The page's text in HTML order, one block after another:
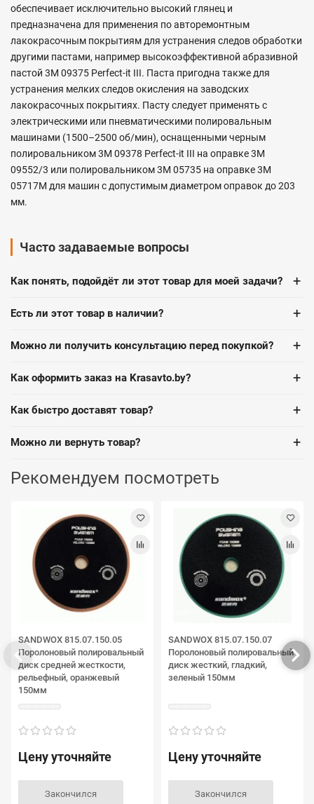
обеспечивает исключительно высокий глянец и
предназначена для применения по авторемонтным
лакокрасочным покрытиям для устранения следов обработки
другими пастами, например высокоэффективной абразивной
пастой 3М 09375 Perfect-it III. Паста пригодна также для
устранения мелких следов окисления на заводских
лакокрасочных покрытиях. Пасту следует применять с
электрическими или пневматическими полировальным
машинами (1500–2500 об/мин), оснащенными черным
полировальником 3М 09378 Perfect-it III на оправке 3М
09552/3 или полировальником 3М 05735 на оправке 3М
05717М для машин с допустимым диаметром оправок до 203
мм.
Часто задаваемые вопросы
Как понять, подойдёт ли этот товар для моей задачи? +
Есть ли этот товар в наличии? +
Можно ли получить консультацию перед покупкой? +
Как оформить заказ на Krasavto.by? +
Как быстро доставят товар? +
Можно ли вернуть товар? +
Рекомендуем посмотреть
SANDWOX 815.07.150.05
Поролоновый полировальный
диск средней жесткости,
рельефный, оранжевый
150мм
Цену уточняйте
Закончился
SANDWOX 815.07.150.07
Поролоновый полировальный
диск жесткий, гладкий,
зеленый 150мм
Цену уточняйте
Закончился